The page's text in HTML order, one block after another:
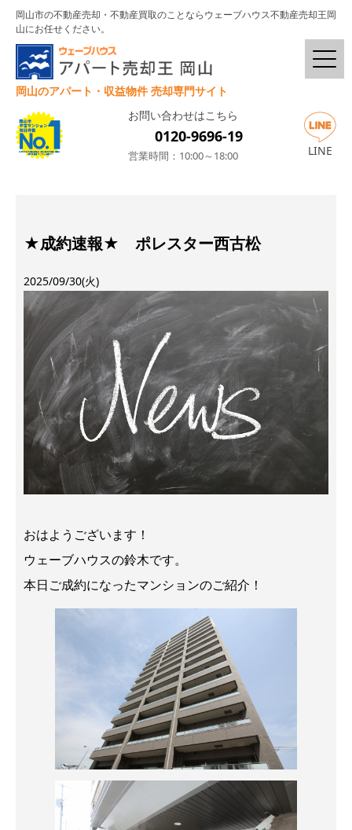
岡山市の不動産売却・不動産買取のことならウェーブハウス不動産売却王岡
山にお任せください。
岡山のアパート・収益物件 売却専門サイト
お問い合わせはこちら
0120-9696-19
営業時間：10:00～18:00 LINE
★成約速報★ ポレスター西古松
2025/09/30(火)
おはようございます！
ウェーブハウスの鈴木です。
本日ご成約になったマンションのご紹介！